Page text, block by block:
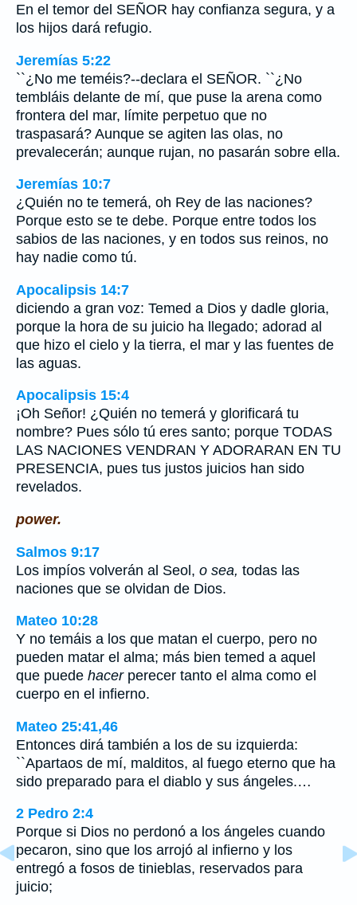
En el temor del SEÑOR hay confianza segura, y a
los hijos dará refugio.
Jeremías 5:22
``¿No me teméis?--declara el SEÑOR. ``¿No
tembláis delante de mí, que puse la arena como
frontera del mar, límite perpetuo que no
traspasará? Aunque se agiten las olas, no
prevalecerán; aunque rujan, no pasarán sobre ella.
Jeremías 10:7
¿Quién no te temerá, oh Rey de las naciones?
Porque esto se te debe. Porque entre todos los
sabios de las naciones, y en todos sus reinos, no
hay nadie como tú.
Apocalipsis 14:7
diciendo a gran voz: Temed a Dios y dadle gloria,
porque la hora de su juicio ha llegado; adorad al
que hizo el cielo y la tierra, el mar y las fuentes de
las aguas.
Apocalipsis 15:4
¡Oh Señor! ¿Quién no temerá y glorificará tu
nombre? Pues sólo tú eres santo; porque TODAS
LAS NACIONES VENDRAN Y ADORARAN EN TU
PRESENCIA, pues tus justos juicios han sido
revelados.
power.
Salmos 9:17
Los impíos volverán al Seol, o sea, todas las
naciones que se olvidan de Dios.
Mateo 10:28
Y no temáis a los que matan el cuerpo, pero no
pueden matar el alma; más bien temed a aquel
que puede hacerperecer tanto el alma como el
cuerpo en el infierno.
Mateo 25:41,46
Entonces dirá también a los de su izquierda:
``Apartaos de mí, malditos, al fuego eterno que ha
sido preparado para el diablo y sus ángeles.…
2 Pedro 2:4
Porque si Dios no perdonó a los ángeles cuando
pecaron, sino que los arrojó al infierno y los
entregó a fosos de tinieblas, reservados para
juicio;